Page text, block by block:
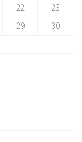
22
23
29
30